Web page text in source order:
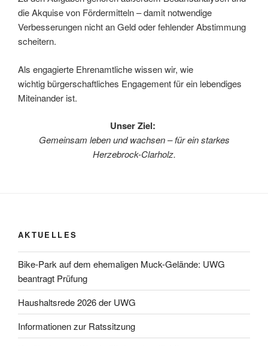
die Akquise von Fördermitteln – damit notwendige
Verbesserungen nicht an Geld oder fehlender Abstimmung
scheitern.
Als engagierte Ehrenamtliche wissen wir, wie
wichtig bürgerschaftliches Engagement für ein lebendiges
Miteinander ist.
Unser Ziel:
Gemeinsam leben und wachsen – für ein starkes
Herzebrock-Clarholz.
AKTUELLES
Bike-Park auf dem ehemaligen Muck-Gelände: UWG
beantragt Prüfung
Haushaltsrede 2026 der UWG
Informationen zur Ratssitzung